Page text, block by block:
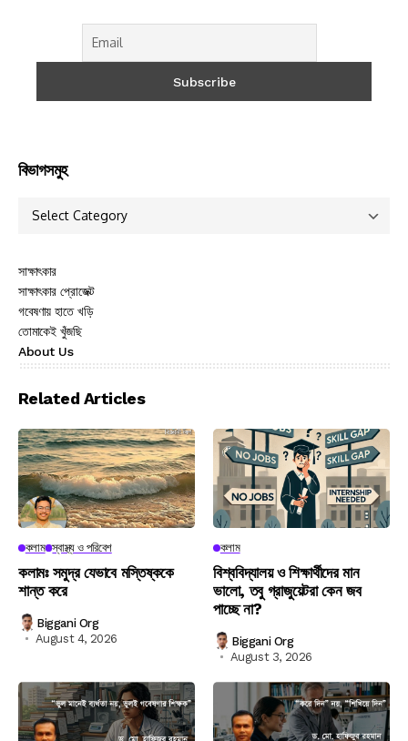
বিভাগসমুহ
সাক্ষাৎকার
সাক্ষাৎকার প্রোজেক্ট
গবেষণায় হাতে খড়ি
তোমাকেই খুঁজছি
About Us
Related Articles
কলাম স্বাস্থ্য ও পরিবেশ
কলামঃ সমুদ্র যেভাবে মস্তিষ্ককে
শান্ত করে
Biggani Org
August 4, 2026
কলাম
বিশ্ববিদ্যালয় ও শিক্ষার্থীদের মান
ভালো, তবু গ্রাজুয়েটরা কেন জব
পাচ্ছে না?
Biggani Org
August 3, 2026